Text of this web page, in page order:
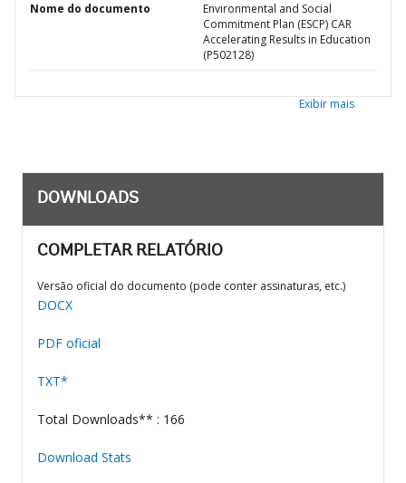
Nome do documento
Environmental and Social
Commitment Plan (ESCP) CAR
Accelerating Results in Education
(P502128)
Exibir mais
DOWNLOADS
COMPLETAR RELATÓRIO
Versão oficial do documento (pode conter assinaturas, etc.)
DOCX
PDF oficial
TXT*
Total Downloads** : 166
Download Stats